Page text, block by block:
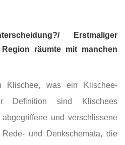
Erstmaliger
räumte mit manchen
Klischee, was ein Klischee-
Definition sind Klischees
und verschlissene
Rede- und Denkschemata, die